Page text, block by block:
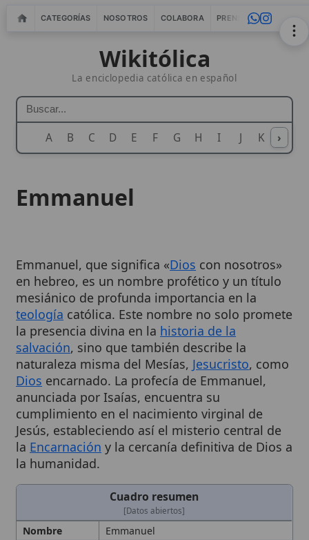
CATEGORÍAS NOSOTROS COLABORA PRENSA WEBMASTERS
Wikitólica
La enciclopedia católica en español
A B C D E F G H I J K L M
›
mesiánico de profunda importancia en la
teologíacatólica. Este nombre no solo promete
la presencia divina en lahistoria de la
salvación , sino que también describe la
naturaleza misma del Mesías,Jesucristo, como
Diosencarnado. La profecía de Emmanuel,
anunciada por Isaías, encuentra su
cumplimiento en el nacimiento virginal de
Jesús, estableciendo así el misterio central de
la Encarnacióny la cercanía definitiva de Dios a
la humanidad.
Cuadro resumen
Nombre
Emmanuel
Término
Nombre
Completo
Título mesiánico